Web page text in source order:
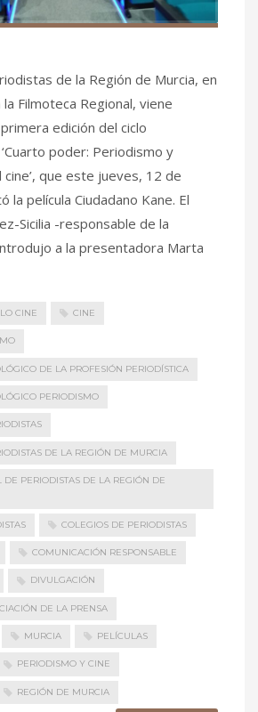
de la Región de Murcia, en
Filmoteca Regional, viene
edición del ciclo
poder: Periodismo y
que este jueves, 12 de
película Ciudadano Kane. El
Sicilia -responsable de la
a la presentadora Marta
CINE CINE
DE LA PROFESIÓN PERIODÍSTICA
PERIODISMO
DE LA REGIÓN DE MURCIA
DE PERIODISTAS DE LA REGIÓN DE
COLEGIOS DE PERIODISTAS
COMUNICACIÓN RESPONSABLE
DIVULGACIÓN
DE LA PRENSA
MURCIA PELÍCULAS
PERIODISMO Y CINE
REGIÓN DE MURCIA